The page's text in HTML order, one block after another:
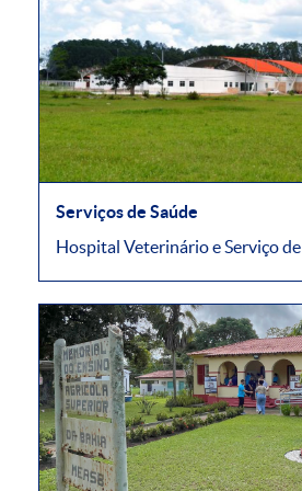
Serviços de Saúde
Hospital Veterinário e Serviço de